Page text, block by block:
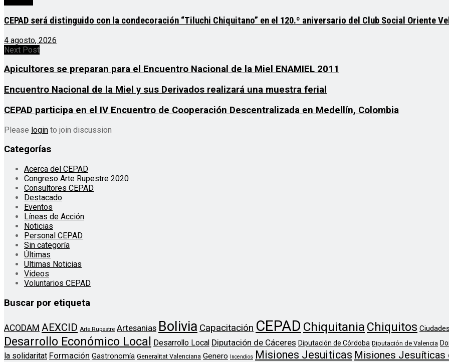
CEPAD será distinguido con la condecoración “Tiluchi Chiquitano” en el 120.º aniversario del Club Social Oriente
4 agosto, 2026
Next Post
Apicultores se preparan para el Encuentro Nacional de la Miel ENAMIEL 2011
Encuentro Nacional de la Miel y sus Derivados realizará una muestra ferial
CEPAD participa en el IV Encuentro de Cooperación Descentralizada en Medellín, Colombia
Please login to join discussion
Categorías
Acerca del CEPAD
Congreso Arte Rupestre 2020
Consultores CEPAD
Destacado
Eventos
Líneas de Acción
Noticias
Personal CEPAD
Sin categoría
Últimas
Ultimas Noticias
Videos
Voluntarios CEPAD
Buscar por etiqueta
ACODAM AEXCID Arte Rupestre Artesanias Bolivia Capacitación CEPAD Chiquitania Chiquitos
Desarrollo Económico Local Desarrollo Local Diputación de Cáceres Diputación de Córdoba Diputación de Valencia
la solidaritat Formación Gastronomía Generalitat Valenciana Genero Incendios Misiones Jesuiticas Misiones Jesuíticas